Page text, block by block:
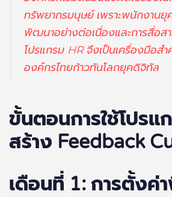
ทรัพยากรมนุษย์ เพราะพนักงานยุ
พัฒนาอย่างต่อเนื่องและการสื่อสา
โปรแกรม HR จึงเป็นเครื่องมือส
องค์กรไทยก้าวทันโลกยุคดิจิทัล
ขั้นตอนการใช้โปรแ
สร้าง Feedback
เดือนที่ 1: การตั้งค่